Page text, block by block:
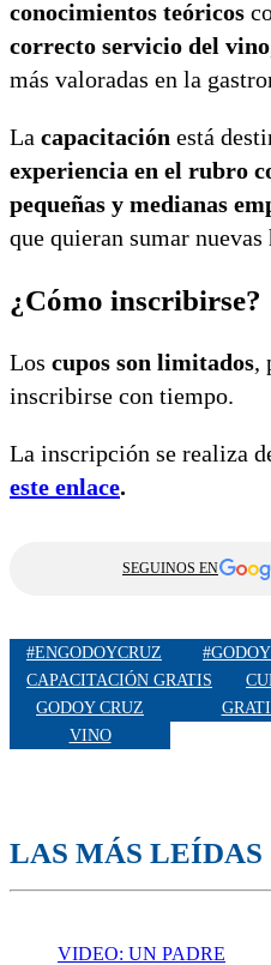
conocimientos teóricos
correcto servicio del vino
más valoradas en la
La capacitación está
experiencia en el rubro
pequeñas y medianas
que quieran sumar
¿Cómo inscribirse?
Los cupos son limitados,
inscribirse con tiempo.
La inscripción se realiza
este enlace.
SEGUINOS EN
#ENGODOYCRUZ
CAPACITACIÓN GRATIS
GODOY CRUZ
VINO
LAS MÁS LEÍDAS
VIDEO: UN PADRE